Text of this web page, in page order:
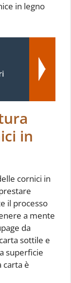
in legno
in
cornici in
il processo
a mente
da
sottile e
superficie
carta è